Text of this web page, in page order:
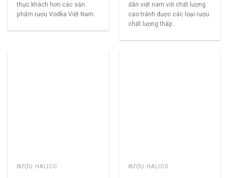
thực khách hơn các sản
phẩm rượu Vodka Việt Nam
dân việt nam với chất lượng
cao tránh được các loại rượu
chất lượng thấp..
RƯỢU HALICO RƯỢU HALICO